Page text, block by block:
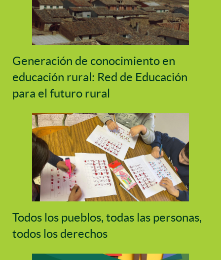
Generación de conocimiento en
educación rural: Red de Educación
para el futuro rural
Todos los pueblos, todas las personas,
todos los derechos